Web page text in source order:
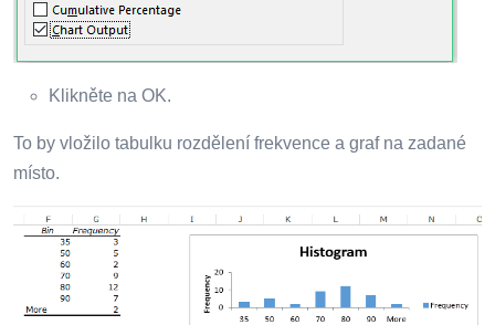
Klikněte na OK.
To by vložilo tabulku rozdělení frekvence a graf na zadané
místo.